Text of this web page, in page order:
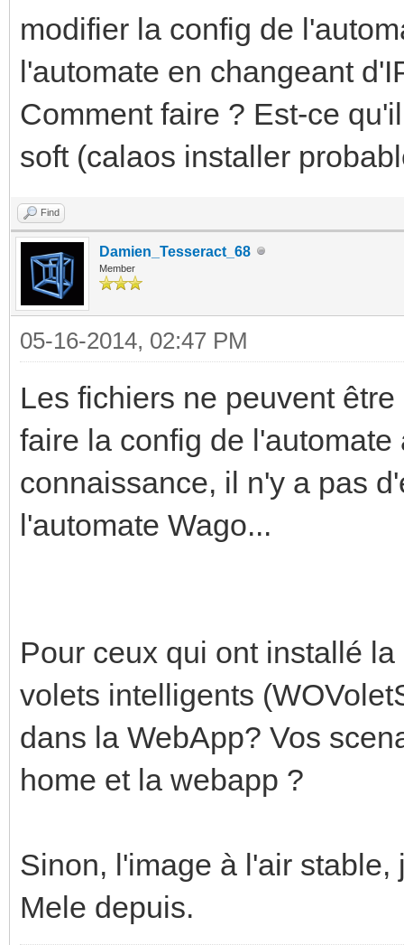
modifier la config de
l'automate en changeant
Comment faire ? Est-ce
soft (calaos installer
Find
Damien_Tesseract_68
Member
05-16-2014, 02:47 PM
Les fichiers ne peuvent
faire la config de
connaissance, il n'y a pas
l'automate Wago...
Pour ceux qui ont installé
volets intelligents
dans la WebApp? Vos
home et la webapp ?
Sinon, l'image à l'air
Mele depuis.